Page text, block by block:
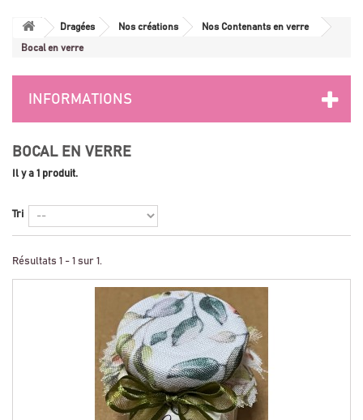
Dragées Nos créations Nos Contenants en verre
Bocal en verre
INFORMATIONS
BOCAL EN VERRE
Il y a 1 produit.
Tri
Résultats 1 - 1 sur 1.